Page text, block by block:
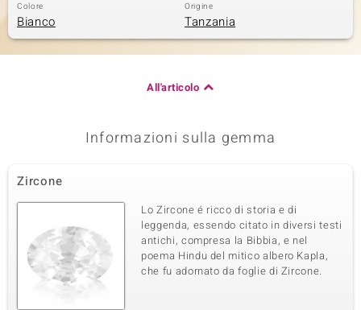
Colore
Bianco
Origine
Tanzania
All'articolo
Informazioni sulla gemma
Zircone
Lo Zircone é ricco di storia e di
leggenda, essendo citato in diversi testi
antichi, compresa la Bibbia, e nel
poema Hindu del mitico albero Kapla,
che fu adornato da foglie di Zircone.